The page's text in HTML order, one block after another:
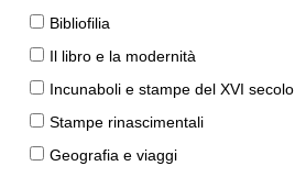
Bibliofilia
Il libro e la modernità
Incunaboli e stampe del XVI secolo
Stampe rinascimentali
Geografia e viaggi